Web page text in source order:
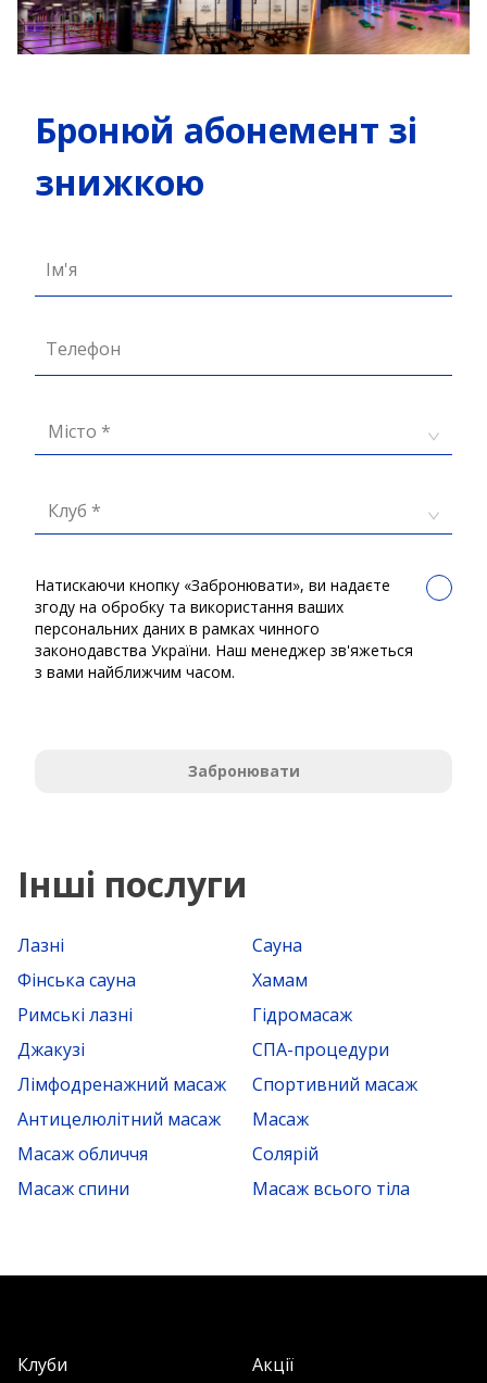
Бронюй абонемент зі
знижкою
Ім'я
Телефон
Місто *
Клуб *
Натискаючи кнопку «Забронювати», ви надаєте
згоду на обробку та використання ваших
персональних даних в рамках чинного
законодавства України. Наш менеджер зв'яжеться
з вами найближчим часом.
Забронювати
Інші послуги
Лазні
Сауна
Фінська сауна
Хамам
Римські лазні
Гідромасаж
Джакузі
СПА-процедури
Лімфодренажний масаж
Спортивний масаж
Антицелюлітний масаж
Масаж
Масаж обличчя
Солярій
Масаж спини
Масаж всього тіла
Клуби
Акції